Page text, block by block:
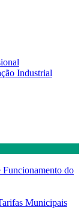
Industrial
Funcionamento do
Municipais